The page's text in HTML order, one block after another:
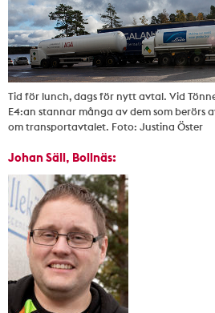
Tid för lunch, dags för nytt avtal. Vid
E4:an stannar många av dem som berörs
om transportavtalet. Foto: Justina Öster
Johan Säll, Bollnäs: